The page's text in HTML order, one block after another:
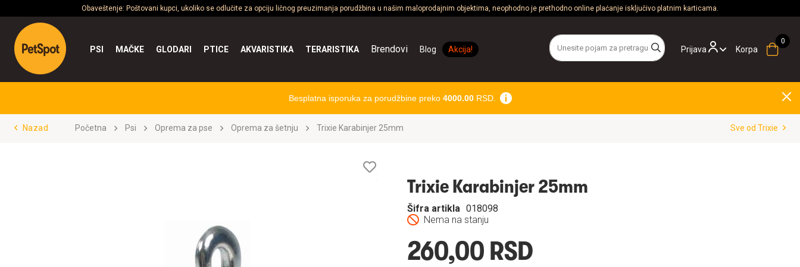
Obaveštenje: Poštovani kupci, ukoliko se odlučite za opciju ličnog preuzimanja porudžbina u našim maloprodajnim objektima, neophodno je prethodno online plaćanje isključivo platnim karticama.
Prijava
PSI MAČKE GLODARI PTICE AKVARISTIKA TERARISTIKA Brendovi Blog Akcija! Korpa
Besplatna isporuka za porudžbine preko 4000.00RSD.
Nazad Početna Psi Oprema za pse Oprema za šetnju Trixie Karabinjer 25mm Sve od Trixie
želja
Trixie Karabinjer 25mm
Nema na stanju
Šifra artikla 018098
260,00 RSD